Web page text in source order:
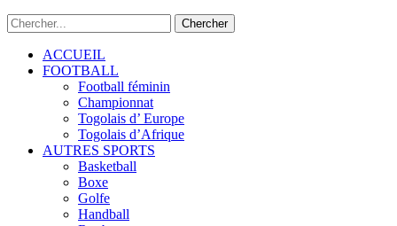
ACCUEIL
FOOTBALL
Football féminin
Championnat
Togolais d’ Europe
Togolais d’Afrique
AUTRES SPORTS
Basketball
Boxe
Golfe
Handball